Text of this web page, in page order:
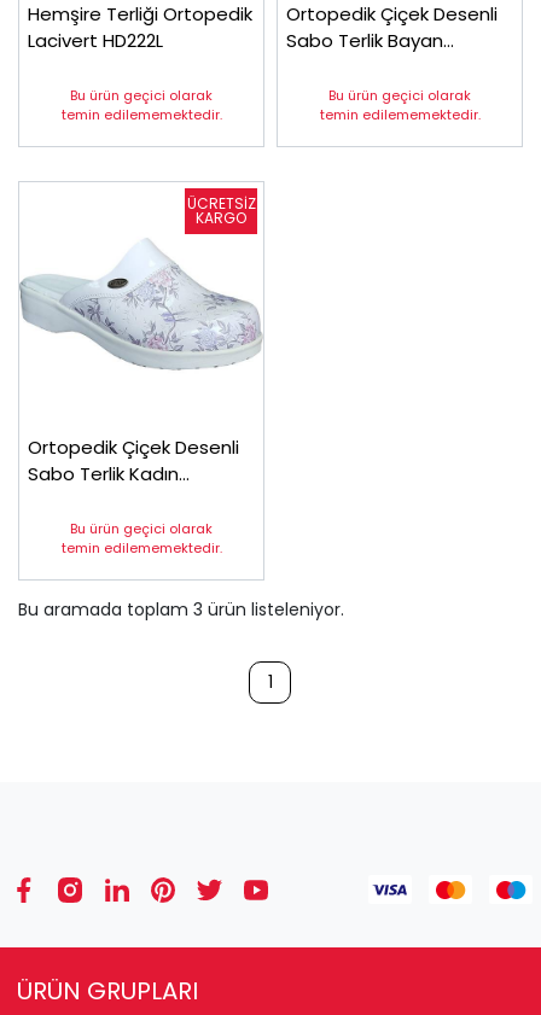
Hemşire Terliği Ortopedik
Lacivert HD222L
Bu ürün geçici olarak
temin edilememektedir.
Ortopedik Çiçek Desenli
Sabo Terlik Bayan
Bu ürün geçici olarak
temin edilememektedir.
Ortopedik Çiçek Desenli
Sabo Terlik Kadın
Bu ürün geçici olarak
temin edilememektedir.
Bu aramada toplam 3 ürün listeleniyor.
1
ÜRÜN GRUPLARI